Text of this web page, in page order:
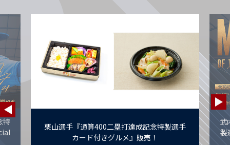
特
栗山選手『通算400二塁打達成記念特製選手
カード付きグルメ』販売！
武
製